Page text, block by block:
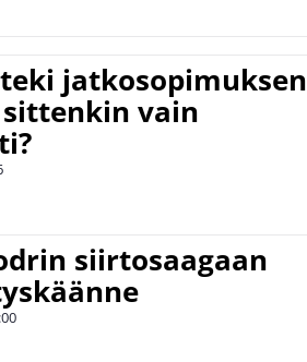
jatkosopimuksen
vain
siirtosaagaan